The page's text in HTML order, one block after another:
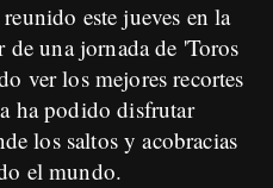
este jueves en la
de una jornada de 'Toros
ver los mejores recortes
ha podido disfrutar
los saltos y acobracias
el mundo.